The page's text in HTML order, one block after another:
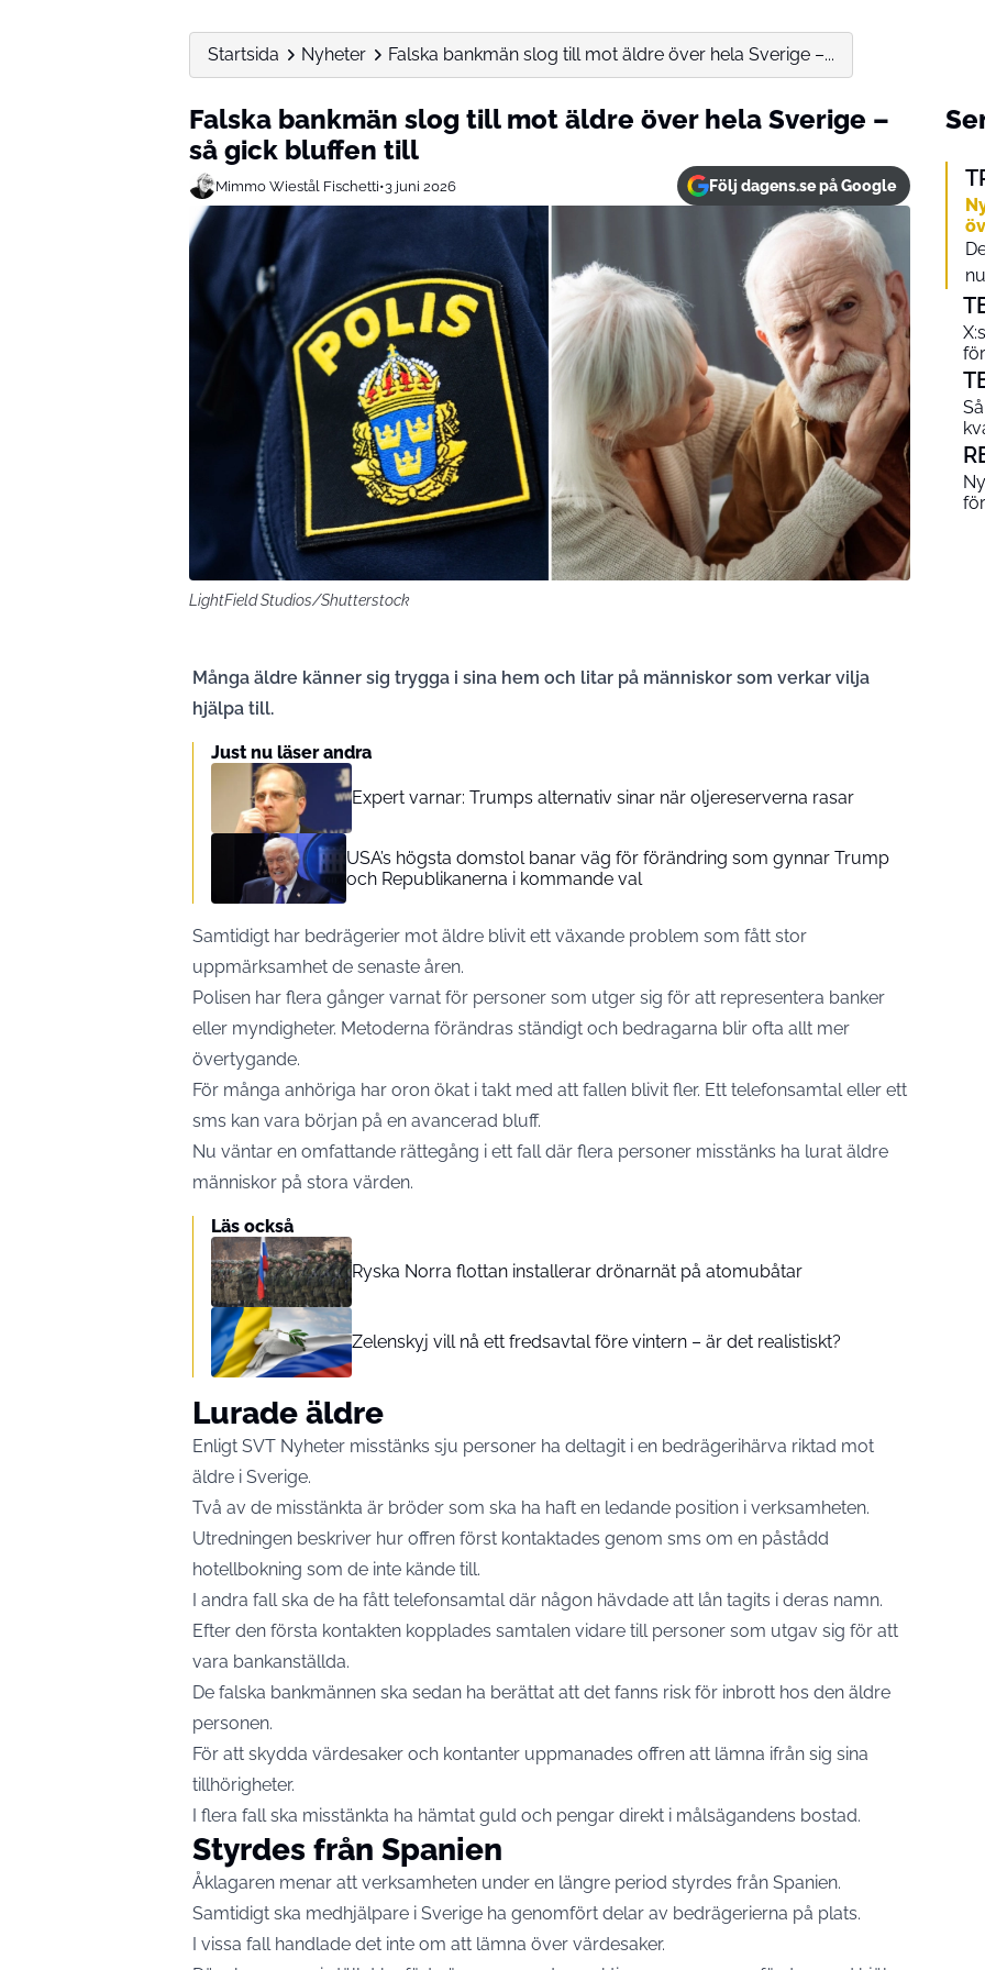
Startsida Nyheter Falska bankmän slog till mot äldre över hela Sverige –...
Falska bankmän slog till mot äldre över hela Sverige –
så gick bluffen till
Mimmo Wiestål Fischetti•3 juni 2026 Följ dagens.se på Google
LightField Studios/Shutterstock
Många äldre känner sig trygga i sina hem och litar på människor som verkar vilja
hjälpa till.
Just nu läser andra
Expert varnar: Trumps alternativ sinar när oljereserverna rasar
USA’s högsta domstol banar väg för förändring som gynnar Trump
och Republikanerna i kommande val
Samtidigt har bedrägerier mot äldre blivit ett växande problem som fått stor
uppmärksamhet de senaste åren.
Polisen har flera gånger varnat för personer som utger sig för att representera banker
eller myndigheter. Metoderna förändras ständigt och bedragarna blir ofta allt mer
övertygande.
För många anhöriga har oron ökat i takt med att fallen blivit fler. Ett telefonsamtal eller ett
sms kan vara början på en avancerad bluff.
Nu väntar en omfattande rättegång i ett fall där flera personer misstänks ha lurat äldre
människor på stora värden.
Läs också
Ryska Norra flottan installerar drönarnät på atomubåtar
Zelenskyj vill nå ett fredsavtal före vintern – är det realistiskt?
Lurade äldre
Enligt SVT Nyheter misstänks sju personer ha deltagit i en bedrägerihärva riktad mot
äldre i Sverige.
Två av de misstänkta är bröder som ska ha haft en ledande position i verksamheten.
Utredningen beskriver hur offren först kontaktades genom sms om en påstådd
hotellbokning som de inte kände till.
I andra fall ska de ha fått telefonsamtal där någon hävdade att lån tagits i deras namn.
Efter den första kontakten kopplades samtalen vidare till personer som utgav sig för att
vara bankanställda.
De falska bankmännen ska sedan ha berättat att det fanns risk för inbrott hos den äldre
personen.
För att skydda värdesaker och kontanter uppmanades offren att lämna ifrån sig sina
tillhörigheter.
I flera fall ska misstänkta ha hämtat guld och pengar direkt i målsägandens bostad.
Styrdes från Spanien
Åklagaren menar att verksamheten under en längre period styrdes från Spanien.
Samtidigt ska medhjälpare i Sverige ha genomfört delar av bedrägerierna på plats.
I vissa fall handlade det inte om att lämna över värdesaker.